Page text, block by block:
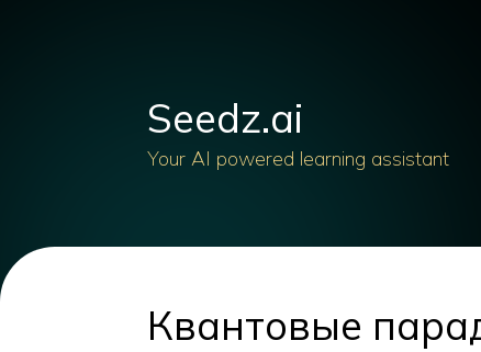
Seedz.ai
Your AI powered learning assistant
Квантовые